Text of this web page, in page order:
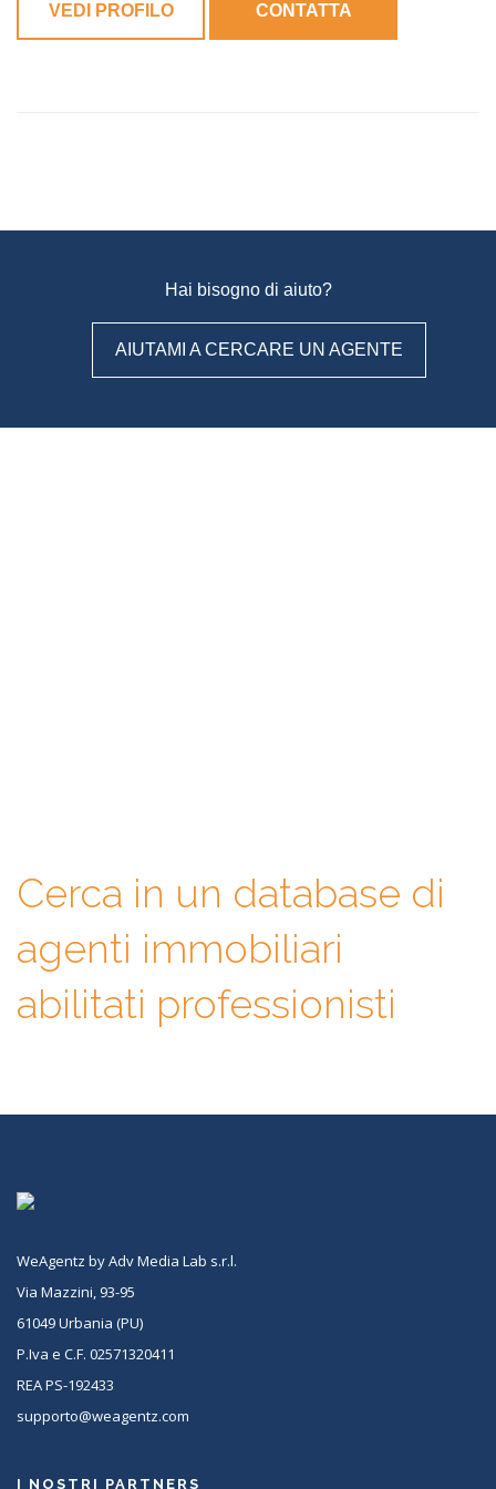
VEDI PROFILO CONTATTA
Hai bisogno di aiuto?
AIUTAMI A CERCARE UN AGENTE
Cerca in un database di
agenti immobiliari
abilitati professionisti
WeAgentz by Adv Media Lab s.r.l.
Via Mazzini, 93-95
61049 Urbania (PU)
P.Iva e C.F. 02571320411
REA PS-192433
supporto@weagentz.com
I NOSTRI PARTNERS